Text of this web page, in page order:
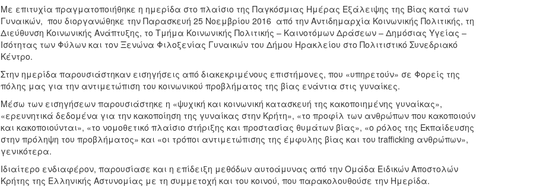
Με επιτυχία πραγματοποιήθηκε η ημερίδα στο πλαίσιο της Παγκόσμιας Ημέρας Εξάλειψης της Βίας κατά των
Γυναικών, που διοργανώθηκε την Παρασκευή 25 Νοεμβρίου 2016 από την Αντιδημαρχία Κοινωνικής Πολιτικής, τη
Διεύθυνση Κοινωνικής Ανάπτυξης, το Τμήμα Κοινωνικής Πολιτικής – Καινοτόμων Δράσεων – Δημόσιας Υγείας –
Ισότητας των Φύλων και τον Ξενώνα Φιλοξενίας Γυναικών του Δήμου Ηρακλείου στο Πολιτιστικό Συνεδριακό
Κέντρο.
Στην ημερίδα παρουσιάστηκαν εισηγήσεις από διακεκριμένους επιστήμονες, που «υπηρετούν» σε Φορείς της
πόλης μας για την αντιμετώπιση του κοινωνικού προβλήματος της βίας ενάντια στις γυναίκες.
Μέσω των εισηγήσεων παρουσιάστηκε η «ψυχική και κοινωνική κατασκευή της κακοποιημένης γυναίκας»,
«ερευνητικά δεδομένα για την κακοποίηση της γυναίκας στην Κρήτη», «το προφίλ των ανθρώπων που κακοποιούν
και κακοποιούνται», «το νομοθετικό πλαίσιο στήριξης και προστασίας θυμάτων βίας», «ο ρόλος της Εκπαίδευσης
στην πρόληψη του προβλήματος» και «οι τρόποι αντιμετώπισης της έμφυλης βίας και του trafficking ανθρώπων»,
γενικότερα.
Ιδιαίτερο ενδιαφέρον, παρουσίασε και η επίδειξη μεθόδων αυτοάμυνας από την Ομάδα Ειδικών Αποστολών
Κρήτης της Ελληνικής Αστυνομίας με τη συμμετοχή και του κοινού, που παρακολουθούσε την Ημερίδα.